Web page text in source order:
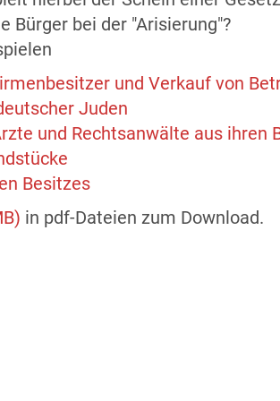
Bürger bei der "Arisierung"?
und Verkauf von
Juden
und Rechtsanwälte aus ihren
Besitzes
in pdf-Dateien zum Download.